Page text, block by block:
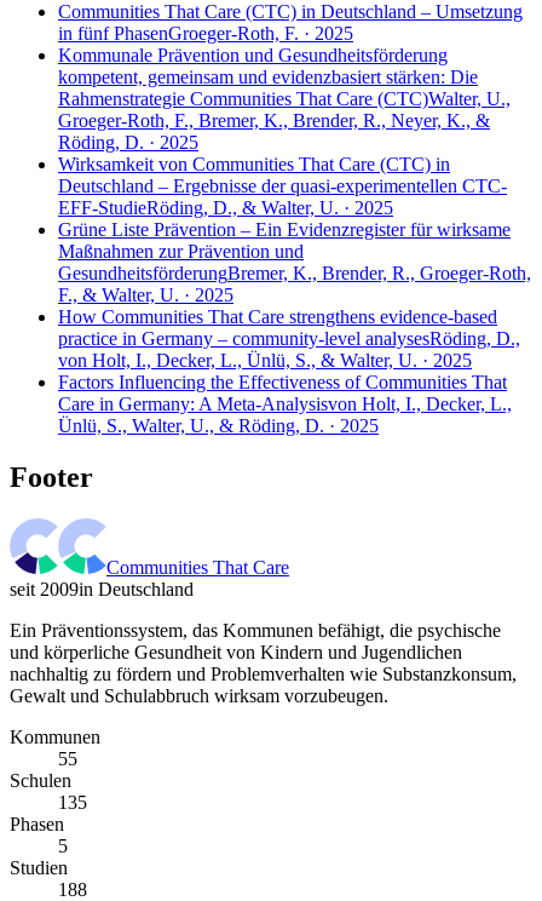
Communities That Care (CTC) in Deutschland – Umsetzung
in fünf PhasenGroeger-Roth, F. · 2025
Kommunale Prävention und Gesundheitsförderung
kompetent, gemeinsam und evidenzbasiert stärken: Die
Rahmenstrategie Communities That Care (CTC)Walter, U.,
Groeger-Roth, F., Bremer, K., Brender, R., Neyer, K., &
Röding, D. · 2025
Wirksamkeit von Communities That Care (CTC) in
Deutschland – Ergebnisse der quasi-experimentellen CTC-
EFF-StudieRöding, D., & Walter, U. · 2025
Grüne Liste Prävention – Ein Evidenzregister für wirksame
Maßnahmen zur Prävention und
GesundheitsförderungBremer, K., Brender, R., Groeger-Roth,
F., & Walter, U. · 2025
How Communities That Care strengthens evidence-based
practice in Germany – community-level analysesRöding, D.,
von Holt, I., Decker, L., Ünlü, S., & Walter, U. · 2025
Factors Influencing the Effectiveness of Communities That
Care in Germany: A Meta-Analysisvon Holt, I., Decker, L.,
Ünlü, S., Walter, U., & Röding, D. · 2025
Footer
Communities That Care
seit 2009in Deutschland
Ein Präventionssystem, das Kommunen befähigt, die psychische
und körperliche Gesundheit von Kindern und Jugendlichen
nachhaltig zu fördern und Problemverhalten wie Substanzkonsum,
Gewalt und Schulabbruch wirksam vorzubeugen.
Kommunen
55
Schulen
135
Phasen
5
Studien
188